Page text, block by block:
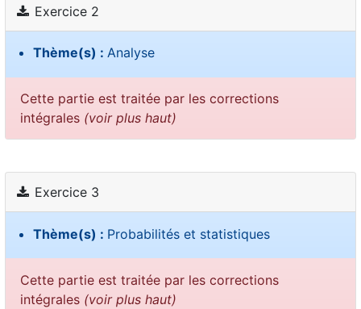
Exercice 2
Thème(s) : Analyse
Cette partie est traitée par les corrections
intégrales (voir plus haut)
Exercice 3
Thème(s) : Probabilités et statistiques
Cette partie est traitée par les corrections
intégrales (voir plus haut)